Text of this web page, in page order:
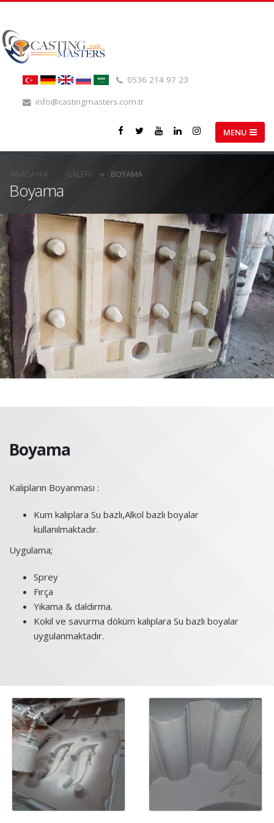
0536 214 97 23
info@castingmasters.com.tr
ANASAYFA GALERI BOYAMA
Boyama
Boyama
Kalıpların Boyanması :
Kum kalıplara Su bazlı,Alkol bazlı boyalar
kullanılmaktadır.
Uygulama;
Sprey
Fırça
Yıkama & daldırma.
Kokil ve savurma döküm kalıplara Su bazlı boyalar
uygulanmaktadır.